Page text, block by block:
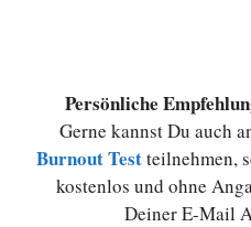
Persönliche
Gerne kannst Du auch
Burnout Testteilnehmen,
kostenlos und ohne
Deiner E-Mail